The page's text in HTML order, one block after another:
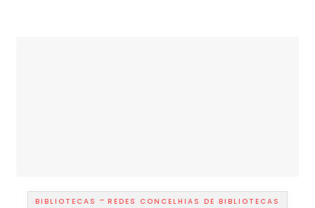
BIBLIOTECAS - REDES CONCELHIAS DE BIBLIOTECAS